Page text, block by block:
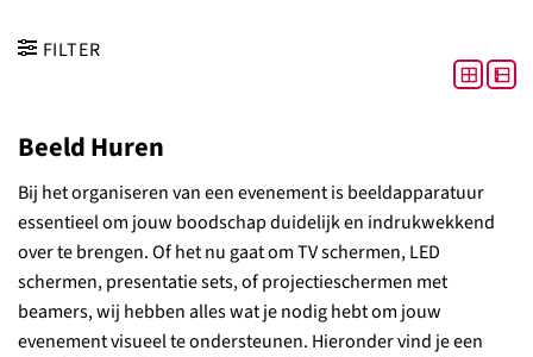
FILTER
Beeld Huren
Bij het organiseren van een evenement is beeldapparatuur
essentieel om jouw boodschap duidelijk en indrukwekkend
over te brengen. Of het nu gaat om TV schermen, LED
schermen, presentatie sets, of projectieschermen met
beamers, wij hebben alles wat je nodig hebt om jouw
evenement visueel te ondersteunen. Hieronder vind je een